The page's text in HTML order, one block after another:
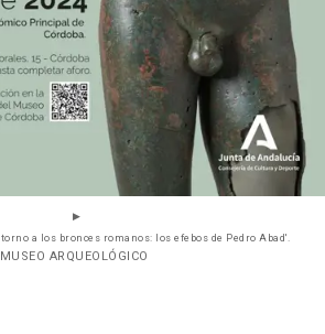
a los bronces romanos: los efebos de Pedro Abad'.
ARQUEOLÓGICO